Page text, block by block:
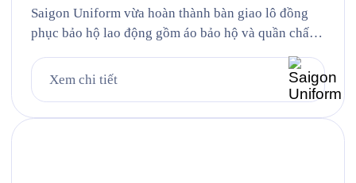
Saigon Uniform vừa hoàn thành bàn giao lô đồng
phục bảo hộ lao động gồm áo bảo hộ và quần chất
Châu Thành (Châu Thành Petro) — một trong
những thương nhân phân phối xăng dầu lớn tại khu
Xem chi tiết